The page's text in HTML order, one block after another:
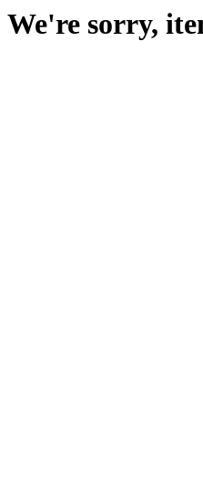
We're sorry,